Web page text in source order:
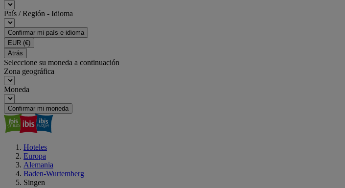
País / Región - Idioma
Confirmar mi país e idioma
EUR (€)
Atrás
Seleccione su moneda a continuación
Zona geográfica
Moneda
Confirmar mi moneda
Hoteles
Europa
Alemania
Baden-Wurtemberg
Singen